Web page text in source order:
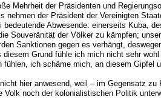
Mehrheit der Präsidenten und
nehmen der Präsident der Vereinigten
bedeutende Abwesende: einerseits Kuba,
Souveränität der Völker zu kämpfen;
Sanktionen gegen es verhängt,
diesem Grund fühle ich mich nicht sehr
fühlen, ich schäme mich, an diesem Gipfel
hier anwesend, weil – im Gegensatz zu
Volk noch der kolonialistischen Politik